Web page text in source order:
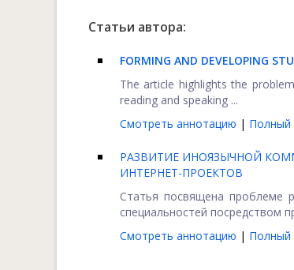
Статьи автора:
FORMING AND DEVELOPING
The article highlights the
reading and speaking ...
Смотреть аннотацию | Полный
РАЗВИТИЕ ИНОЯЗЫЧНОЙ
ИНТЕРНЕТ-ПРОЕКТОВ
Статья посвящена проблеме
специальностей посредством
Смотреть аннотацию | Полный